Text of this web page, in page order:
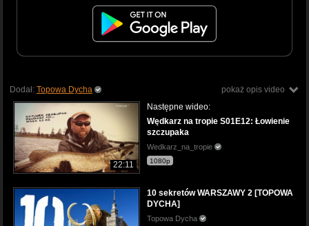
pokaż opis video
Dodał: Topowa Dycha
22:11
Następne wideo:
Wędkarz na tropie S01E12: Łowienie
szczupaka
Wedkarz_na_tropie
1080p
10 sekretów WARSZAWY 2 [TOPOWA
DYCHA]
Topowa Dycha